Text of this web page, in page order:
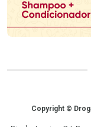
CopyrightCopyright ©